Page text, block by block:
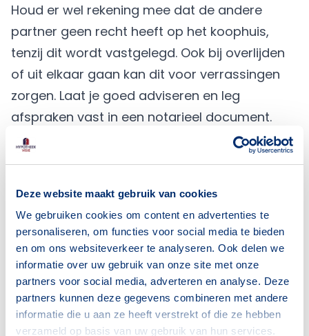
Deze website maakt gebruik van cookies
We gebruiken cookies om content en advertenties te
personaliseren, om functies voor social media te bieden
en om ons websiteverkeer te analyseren. Ook delen we
informatie over uw gebruik van onze site met onze
partners voor social media, adverteren en analyse. Deze
partners kunnen deze gegevens combineren met andere
informatie die u aan ze heeft verstrekt of die ze hebben
verzameld op basis van uw gebruik van hun services.
Houd er wel rekening mee dat de andere
partner geen recht heeft op het koophuis,
tenzij dit wordt vastgelegd. Ook bij overlijden
of uit elkaar gaan kan dit voor verrassingen
zorgen. Laat je goed adviseren en leg
afspraken vast in een notarieel document.
Wat als je partner komt te overlijden?
Stel je gaat samenwonen en één van jullie
spullen en het koophuis? Je partner is niet
automatisch ook je erfgenaam. Als je niets
regelt, dan krijgt jouw familie je bezittingen. En
ook de helft van de spullen die je samen hebt
aangeschaft. Zoals bijvoorbeeld jullie huis. Wil
je dat je partner na jouw overlijden eigenaar
wordt van jullie gezamenlijke spullen, zoals